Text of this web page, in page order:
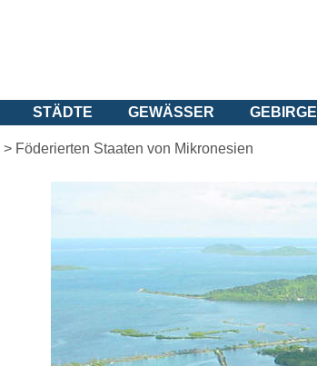
STÄDTE GEWÄSSER GEBIRGE
> Föderierten Staaten von Mikronesien